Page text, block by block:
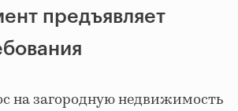
предъявляет
на загородную недвижимость